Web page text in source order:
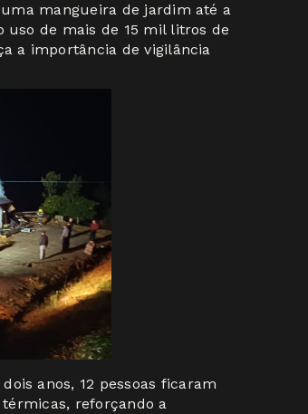
mangueira de jardim até a
uso de mais de 15 mil litros de
a importância de vigilância
anos, 12 pessoas ficaram
reforçando a